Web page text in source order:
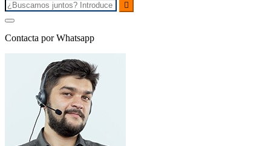

Contacta por Whatsapp